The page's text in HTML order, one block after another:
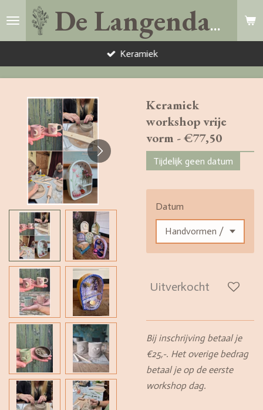
hoofdinhoud
De Langendam
Keramiek
Keramiek
workshop vrije
vorm - €77,50
Tijdelijk geen datum
Datum
Uitverkocht
Bij inschrijving betaal je
€25,-. Het overige bedrag
betaal je op de eerste
workshop dag.